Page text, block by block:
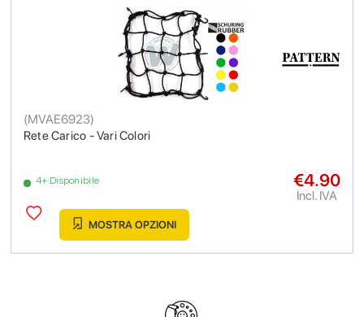
Rete Carico - Vari Colori
(MVAE6923)
4+ Disponibile €4.90
Incl. IVA
MOSTRA OPZIONI